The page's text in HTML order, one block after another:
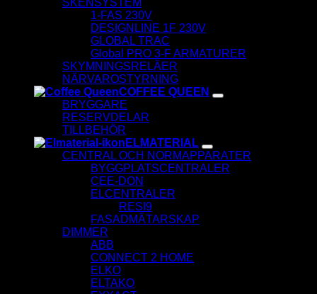
SKENSYSTEM
1-FAS 230V
DESIGNLINE 1F 230V
GLOBAL TRAC
Global PRO 3-F ARMATURER
SKYMNINGSRELÄER
NÄRVAROSTYRNING
COFFEE QUEEN
BRYGGARE
RESERVDELAR
TILLBEHÖR
ELMATERIAL
CENTRAL OCH NORMAPPARATER
BYGGPLATSCENTRALER
CEE-DON
ELCENTRALER
RESI9
FASADMÄTARSKAP
DIMMER
ABB
CONNECT 2 HOME
ELKO
ELTAKO